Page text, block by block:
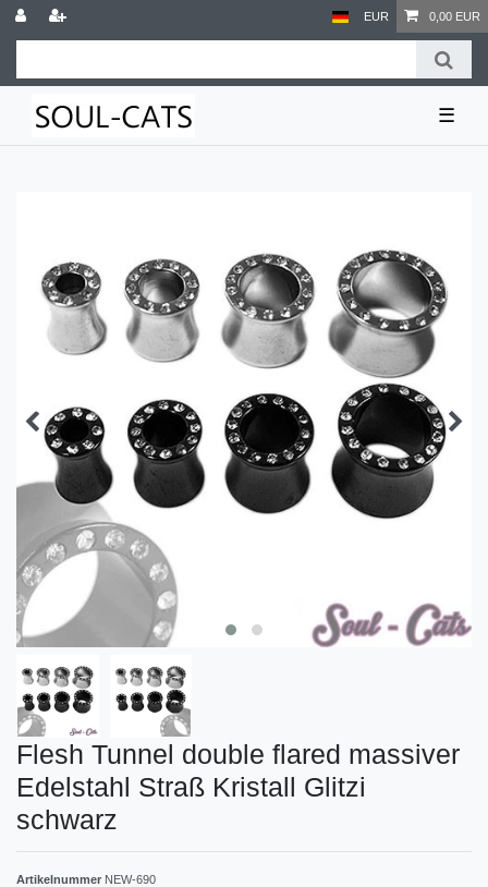
EUR 0,00 EUR
☰
Flesh Tunnel double flared massiver
Edelstahl Straß Kristall Glitzi
schwarz
Artikelnummer NEW-690